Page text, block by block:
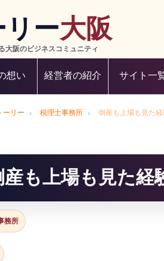
ー大阪
大阪のビジネスコミュニティ
想い 経営者の紹介 サイト一
ーリー 税理士事務所 倒産も上場も見た
産も上場も見た経
務所